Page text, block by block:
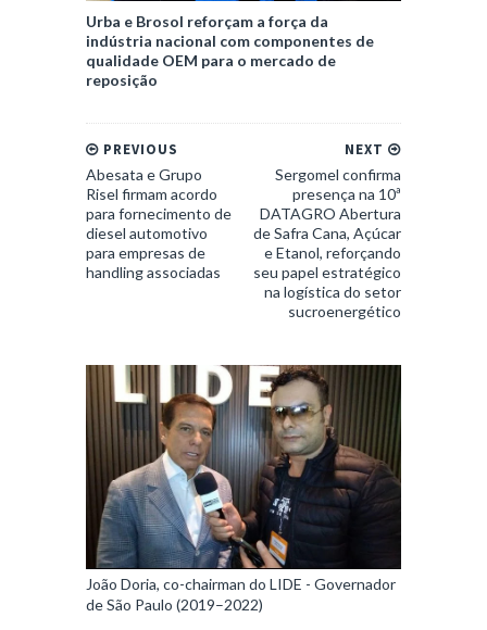
Urba e Brosol reforçam a força da
indústria nacional com componentes de
qualidade OEM para o mercado de
reposição
NEXT
Sergomel confirma
presença na 10ª
DATAGRO Abertura
de Safra Cana, Açúcar
e Etanol, reforçando
seu papel estratégico
na logística do setor
sucroenergético
PREVIOUS
Abesata e Grupo
Risel firmam acordo
para fornecimento de
diesel automotivo
para empresas de
handling associadas
João Doria, co-chairman do LIDE - Governador
de São Paulo (2019–2022)